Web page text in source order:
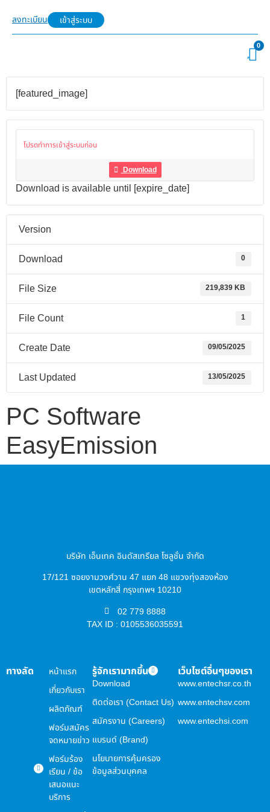
ลงทะเบียน เข้าสู่ระบบ
0
[featured_image]
โปรดทำการเข้าสู่ระบบก่อน
Download
Download is available until [expire_date]
Version
Download 0
File Size 219,839 KB
File Count 1
Create Date 09/05/2025
Last Updated 13/05/2025
PC Software
EasyEmission
บริษัท เอ็นเทค อินดัสเทรียล โซลูชั่น จำกัด
17/121 ซอยงามวงศ์วาน 47 แยก 48 แขวงทุ่งสองห้อง
เขตหลักสี่ กรุงเทพฯ 10210
02 779 8888
TAX ID : 0105536035591
ทางลัด
หน้าแรก
เกี่ยวกับเรา
ผลิตภัณฑ์
ฟอร์มสมัคร
จดหมายข่าว
ฟอร์มร้อง
เรียน / ข้อ
เสนอแนะ
บริการ
รู้จักเรามากขึ้น
Download
ติดต่อเรา (Contact Us)
สมัครงาน (Careers)
แบรนด์ (Brand)
นโยบายการคุ้มครอง
ข้อมูลส่วนบุคคล
เว็บไซต์อื่นๆของเรา
www.entechsr.co.th
www.entechsv.com
www.entechsi.com